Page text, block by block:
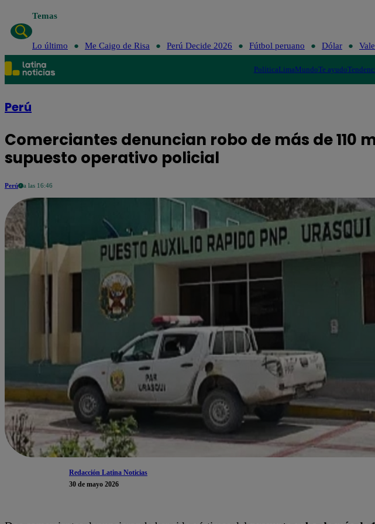
Temas
Lo último Me Caigo de Risa Perú Decide 2026 Fútbol peruano Dólar
PolíticaLimaMundoTe ayudo
Perú
Comerciantes denuncian robo de más de 110
supuesto operativo policial
Perú a las 16:46
Redacción Latina Noticias
30 de mayo 2026